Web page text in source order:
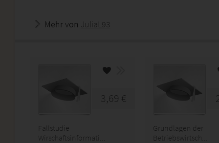
Mehr von JuliaL93
3,69 €
Fallstudie
Wirschaftsinformati...
Grundlagen der
Betriebswirtsch...